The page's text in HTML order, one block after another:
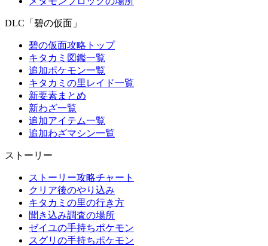
DLC「碧の仮面」
碧の仮面攻略トップ
キタカミ図鑑一覧
追加ポケモン一覧
キタカミの里レイド一覧
新要素まとめ
新わざ一覧
追加アイテム一覧
追加わざマシン一覧
ストーリー
ストーリー攻略チャート
クリア後のやり込み
キタカミの里の行き方
聞き込み調査の場所
ゼイユの手持ちポケモン
スグリの手持ちポケモン